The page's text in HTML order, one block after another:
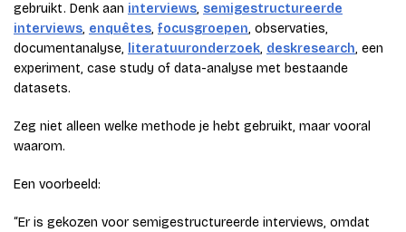
gebruikt. Denk aan interviews, semigestructureerde
interviews, enquêtes, focusgroepen, observaties,
documentanalyse, literatuuronderzoek, deskresearch, een
experiment, case study of data-analyse met bestaande
datasets.
Zeg niet alleen welke methode je hebt gebruikt, maar vooral
waarom.
Een voorbeeld:
“Er is gekozen voor semigestructureerde interviews, omdat